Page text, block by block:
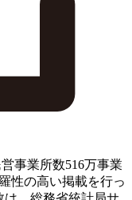
事業所数516万事業
性の高い掲載を行っ